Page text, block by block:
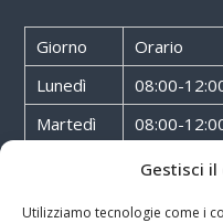
Gestisci il
Utilizziamo tecnologie come i
Giorno
Orario
Lunedì
08:00-
Martedì
08:00-
08:00-
Giovedì
08:00-